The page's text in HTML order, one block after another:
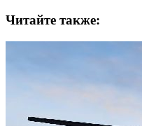
Читайте также: